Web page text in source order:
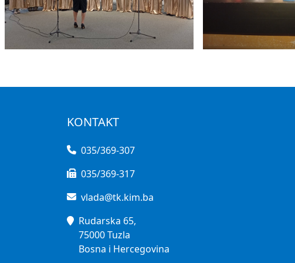
KONTAKT
035/369-307
035/369-317
vlada@tk.kim.ba
Rudarska 65,
75000 Tuzla
Bosna i Hercegovina